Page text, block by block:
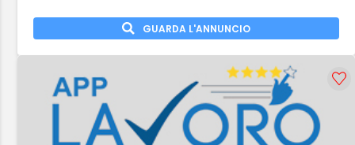
GUARDA L'ANNUNCIO